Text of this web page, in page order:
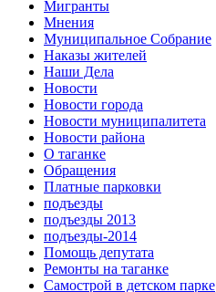
Мигранты
Мнения
Муниципальное Собрание
Наказы жителей
Наши Дела
Новости
Новости города
Новости муниципалитета
Новости района
О таганке
Обращения
Платные парковки
подъезды
подъезды 2013
подъезды-2014
Помощь депутата
Ремонты на таганке
Самострой в детском парке